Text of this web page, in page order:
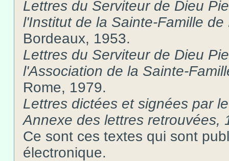
Lettres du Serviteur de Dieu
l'Institut de la Sainte-Famille
Bordeaux, 1953.
Lettres du Serviteur de Dieu
l'Association de la Sainte-
Rome, 1979.
Lettres dictées et signées par
Annexe des lettres retrouvées,
Ce sont ces textes qui sont
électronique.